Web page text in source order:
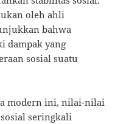
oleh ahli
bahwa
dampak yang
sosial suatu
modern ini, nilai-nilai
seringkali